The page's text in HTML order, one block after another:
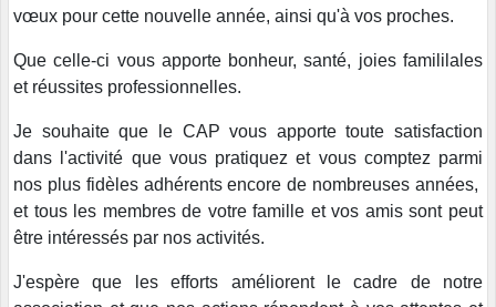
vœux pour cette nouvelle année, ainsi qu'à vos proches.
Que celle-ci vous apporte bonheur, santé, joies famililales
et réussites professionnelles.
Je souhaite que le CAP vous apporte toute satisfaction
dans l'activité que vous pratiquez et vous comptez parmi
nos plus fidèles adhérents encore de nombreuses années,
et tous les membres de votre famille et vos amis sont peut
être intéressés par nos activités.
J'espère que les efforts améliorent le cadre de notre